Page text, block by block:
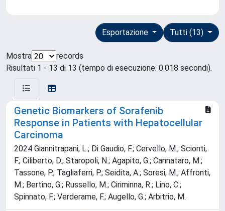
Tutti (13)
Esportazione
Mostra
records
Risultati 1 - 13 di 13 (tempo di esecuzione: 0.018 secondi).
Genetic Biomarkers of Sorafenib
Response in Patients with Hepatocellular
Carcinoma
2024 Giannitrapani, L.; Di Gaudio, F.; Cervello, M.; Scionti,
F.; Ciliberto, D.; Staropoli, N.; Agapito, G.; Cannataro, M.;
Tassone, P.; Tagliaferri, P.; Seidita, A.; Soresi, M.; Affronti,
M.; Bertino, G.; Russello, M.; Ciriminna, R.; Lino, C.;
Spinnato, F.; Verderame, F.; Augello, G.; Arbitrio, M.